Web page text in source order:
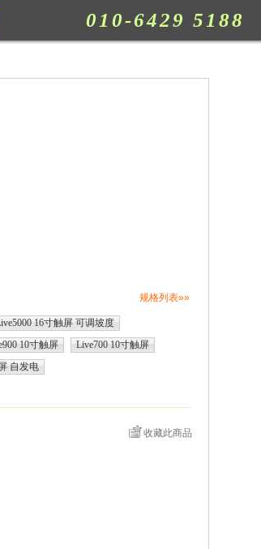
010-6429 5188
规格列表»»
16寸触屏 可调坡度
10寸触屏
Live700 10寸触屏
自发电
收藏此商品